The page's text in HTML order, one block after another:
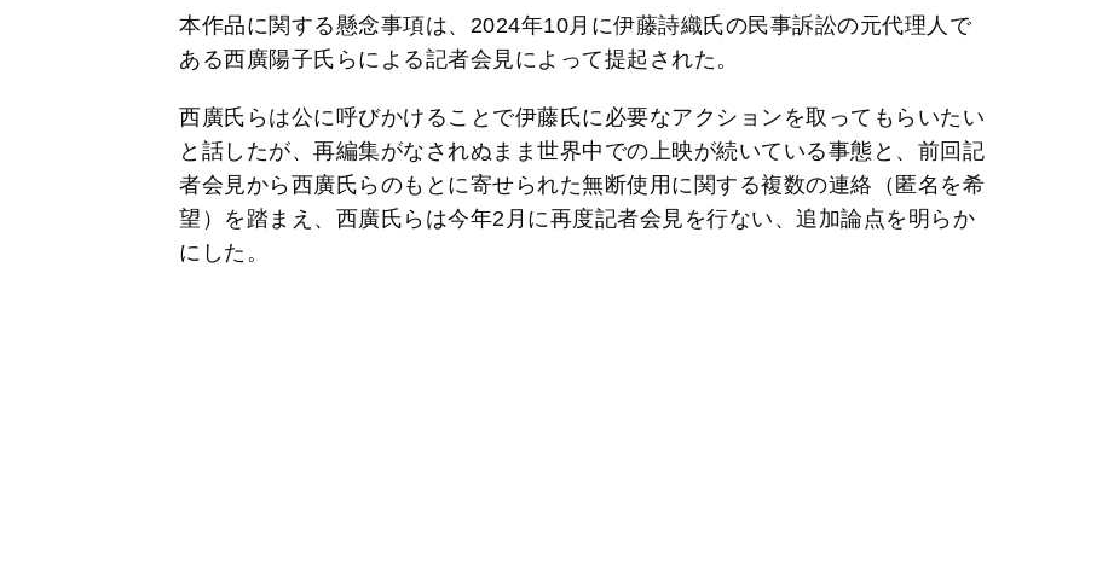
e
本作品に関する懸念事項は、2024年10月に伊藤詩織氏の民事訴訟の元代理人で
ある西廣陽子氏らによる記者会見によって提起された。
西廣氏らは公に呼びかけることで伊藤氏に必要なアクションを取ってもらいたい
と話したが、再編集がなされぬまま世界中での上映が続いている事態と、前回記
者会見から西廣氏らのもとに寄せられた無断使用に関する複数の連絡（匿名を希
望）を踏まえ、西廣氏らは今年2月に再度記者会見を行ない、追加論点を明らか
にした。